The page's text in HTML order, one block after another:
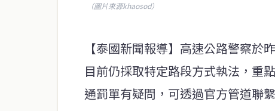
（圖片來源khaosod）
【泰國新聞報導】高速公路警察
目前仍採取特定路段方式執法，重
通罰單有疑問，可透過官方管道聯